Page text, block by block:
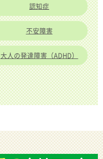
認知症
不安障害
大人の発達障害（ADHD）